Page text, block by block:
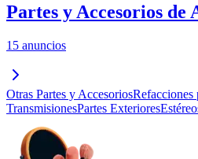
Partes y Accesorios de
15 anuncios
Otras Partes y AccesoriosRefacciones
TransmisionesPartes Exteriores